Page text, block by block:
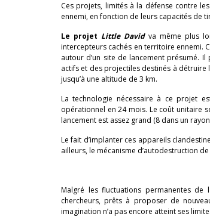
Ces projets, limités à la défense contre
ennemi, en fonction de leurs capacités de
Le projet Little David va même plus
intercepteurs cachés en territoire ennemi.
autour d’un site de lancement présumé.
actifs et des projectiles destinés à
jusqu’à une altitude de 3 km.
La technologie nécessaire à ce projet
opérationnel en 24 mois. Le coût unitaire
lancement est assez grand (8 dans un
Le fait d’implanter ces appareils
ailleurs, le mécanisme d’autodestruction
Malgré les fluctuations permanentes
chercheurs, prêts à proposer de
imagination n’a pas encore atteint ses